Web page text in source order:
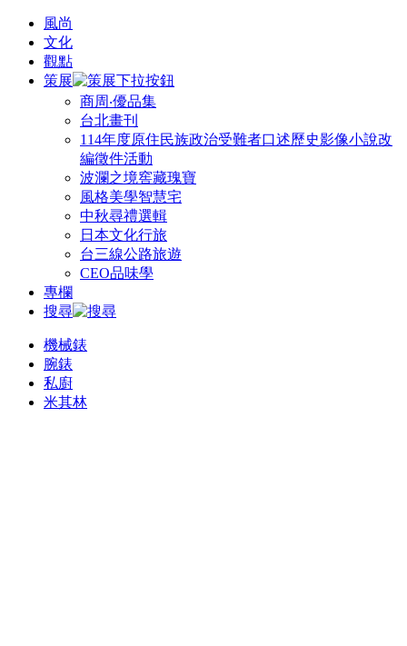
風尚
文化
觀點
策展
商周‧優品集
台北畫刊
114年度原住民族政治受難者口述歷史影像小說改
編徵件活動
波瀾之境窖藏瑰寶
風格美學智慧宅
中秋尋禮選輯
日本文化行旅
台三線公路旅遊
CEO品味學
專欄
搜尋
機械錶
腕錶
私廚
米其林